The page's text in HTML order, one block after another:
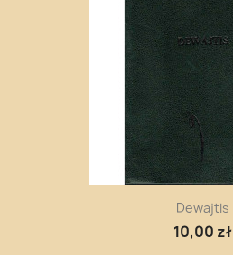
Dewajtis
10,00 zł